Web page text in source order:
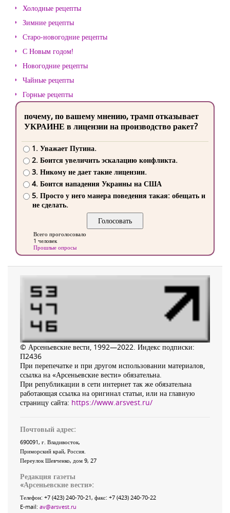
Холодные рецепты
Зимние рецепты
Старо-новогодние рецепты
С Новым годом!
Новогодние рецепты
Чайные рецепты
Горные рецепты
почему, по вашему мнению, трамп отказывает
УКРАИНЕ в лицензии на производство ракет?
1. Уважает Путина.
2. Боится увеличить эскалацию конфликта.
3. Никому не дает такие лицензии.
4. Боится нападения Украины на США
5. Просто у него манера поведения такая: обещать и
не сделать.
Всего проголосовало
1 человек
Прошлые опросы
© Арсеньевские вести, 1992—2022. Индекс подписки:
П2436
При перепечатке и при другом использовании материалов,
ссылка на «Арсеньевские вести» обязательна.
При републикации в сети интернет так же обязательна
работающая ссылка на оригинал статьи, или на главную
страницу сайта: https://www.arsvest.ru/
Почтовый адрес:
690091, г. Владивосток,
Приморский край, Россия
Переулок Шевченко, дом 9, 27
Редакция газеты
«Арсеньевские вести»:
Телефон: +7 (423) 240-70-21, факс: +7 (423) 240-70-22
E-mail: av@arsvest.ru